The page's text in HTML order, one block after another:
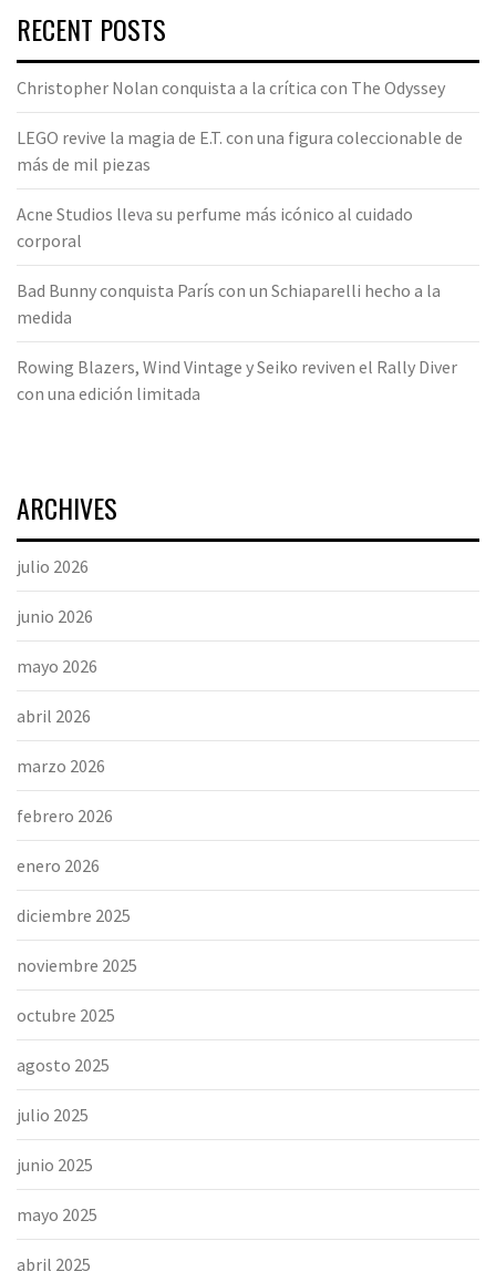
RECENT POSTS
Christopher Nolan conquista a la crítica con The Odyssey
LEGO revive la magia de E.T. con una figura coleccionable de
más de mil piezas
Acne Studios lleva su perfume más icónico al cuidado
corporal
Bad Bunny conquista París con un Schiaparelli hecho a la
medida
Rowing Blazers, Wind Vintage y Seiko reviven el Rally Diver
con una edición limitada
ARCHIVES
julio 2026
junio 2026
mayo 2026
abril 2026
marzo 2026
febrero 2026
enero 2026
diciembre 2025
noviembre 2025
octubre 2025
agosto 2025
julio 2025
junio 2025
mayo 2025
abril 2025